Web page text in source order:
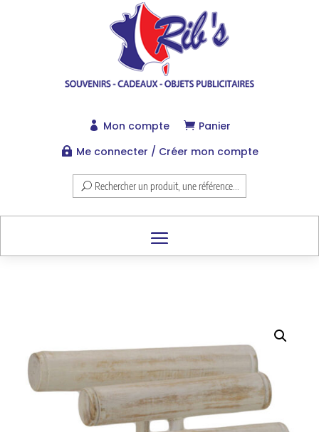
 Mon compte  Panier
 Me connecter / Créer mon compte
Rechercher un produit, une référence...